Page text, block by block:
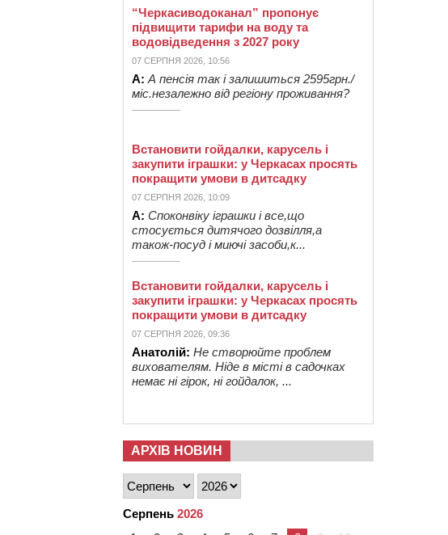
“Черкасиводоканал” пропонує
підвищити тарифи на воду та
водовідведення з 2027 року
07 СЕРПНЯ 2026, 10:56
А: А пенсія так і залишиться 2595грн./
міс.незалежно від регіону проживання?
Встановити гойдалки, карусель і
закупити іграшки: у Черкасах просять
покращити умови в дитсадку
07 СЕРПНЯ 2026, 10:09
А: Споконвіку іграшки і все,що
стосується дитячого дозвілля,а
також-посуд і миючі засоби,к...
Встановити гойдалки, карусель і
закупити іграшки: у Черкасах просять
покращити умови в дитсадку
07 СЕРПНЯ 2026, 09:36
Анатолій: Не створюйте проблем
вихователям. Ніде в місті в садочках
немає ні гірок, ні гойдалок, ...
АРХІВ НОВИН
Серпень 2026